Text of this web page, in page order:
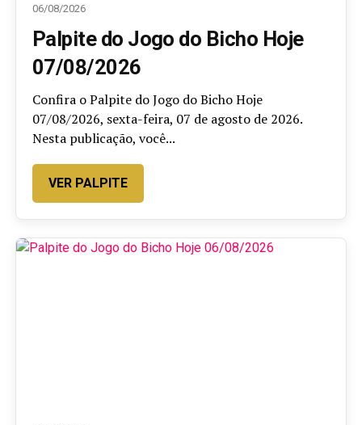
06/08/2026
Palpite do Jogo do Bicho Hoje
07/08/2026
Confira o Palpite do Jogo do Bicho Hoje
07/08/2026, sexta-feira, 07 de agosto de 2026.
Nesta publicação, você...
VER PALPITE